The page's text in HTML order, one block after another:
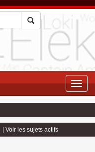
Toggle
Voir les sujets actifs